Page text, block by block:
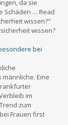
da sie
Schäden … Read
wissen?"
wissen?
bei
Eine
im
zum
Frauen first